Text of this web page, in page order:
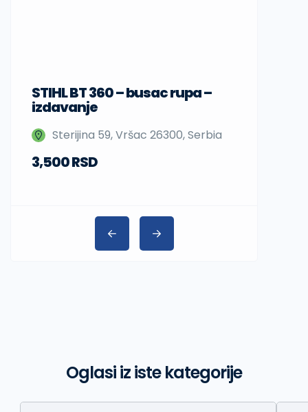
STIHL BT 360 – busac rupa –
izdavanje
Sterijina 59, Vršac 26300, Serbia
3,500 RSD
Oglasi iz iste kategorije